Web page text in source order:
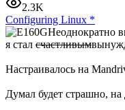
2.3K
Configuring Linux *
Неоднократно
я стал счастливым
Настраивалось на
Думал будет страшно, на